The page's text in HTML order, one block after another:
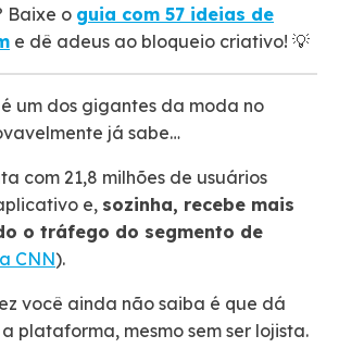
Baixe o guia com 57 ideias de
e dê adeus ao bloqueio criativo! 💡
um dos gigantes da moda no
já sabe…
com 21,8 milhões de usuários
e, sozinha, recebe mais
o tráfego do segmento de
CNN).
você ainda não saiba é que dá
plataforma, mesmo sem ser lojista.